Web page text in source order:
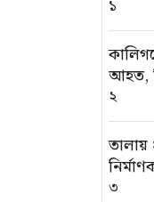
১
আহত,
২
৩